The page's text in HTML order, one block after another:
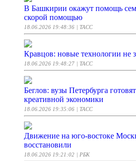
В Башкирии окажут помощь
скорой помощью
18.06.2026 19:48:36 | ТАСС
Кравцов: новые технологии не
18.06.2026 19:48:27 | ТАСС
Беглов: вузы Петербурга
креативной экономики
18.06.2026 19:35:06 | ТАСС
Движение на юго-востоке
восстановили
18.06.2026 19:21:02 | РБК